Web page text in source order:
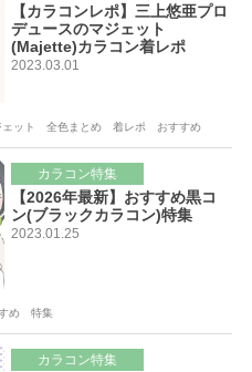
【カラコンレポ】三上悠亜プロ
デュースのマジェット
(Majette)カラコン着レポ
2023.03.01
ット 全色まとめ 着レポ おすすめ
カラコン特集
【2026年最新】おすすめ黒コ
ン(ブラックカラコン)特集
2023.01.25
め 特集
カラコン特集